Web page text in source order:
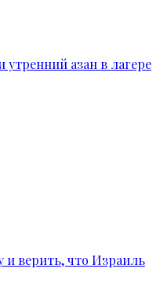
азан в лагере
и верить, что Израиль